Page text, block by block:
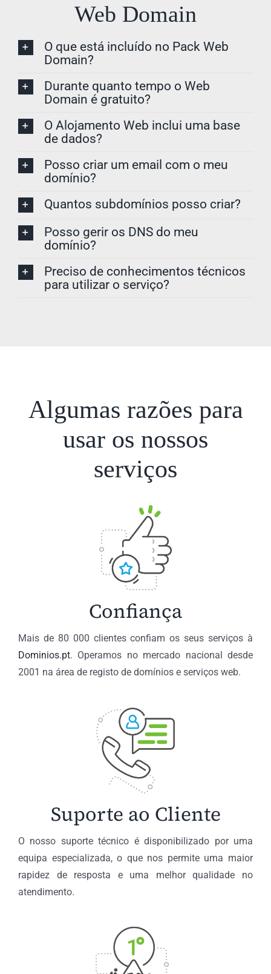
Web Domain
O que está incluído no Pack Web
Domain?
Durante quanto tempo o Web
Domain é gratuito?
O Alojamento Web inclui uma base
de dados?
Posso criar um email com o meu
domínio?
Quantos subdomínios posso criar?
Posso gerir os DNS do meu
domínio?
Preciso de conhecimentos técnicos
para utilizar o serviço?
Algumas razões para
usar os nossos
serviços
Confiança
Mais de 80 000 clientes confiam os seus serviços à
Dominios.pt. Operamos no mercado nacional desde
2001 na área de registo de domínios e serviços web.
Suporte ao Cliente
O nosso suporte técnico é disponibilizado por uma
equipa especializada, o que nos permite uma maior
rapidez de resposta e uma melhor qualidade no
atendimento.